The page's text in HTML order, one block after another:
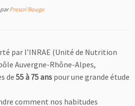
parPrescri'Bouge
par l’INRAE (Unité de Nutrition
Auvergne-Rhône-Alpes,
de 55 à 75 ans pour une grande étude
comment nos habitudes